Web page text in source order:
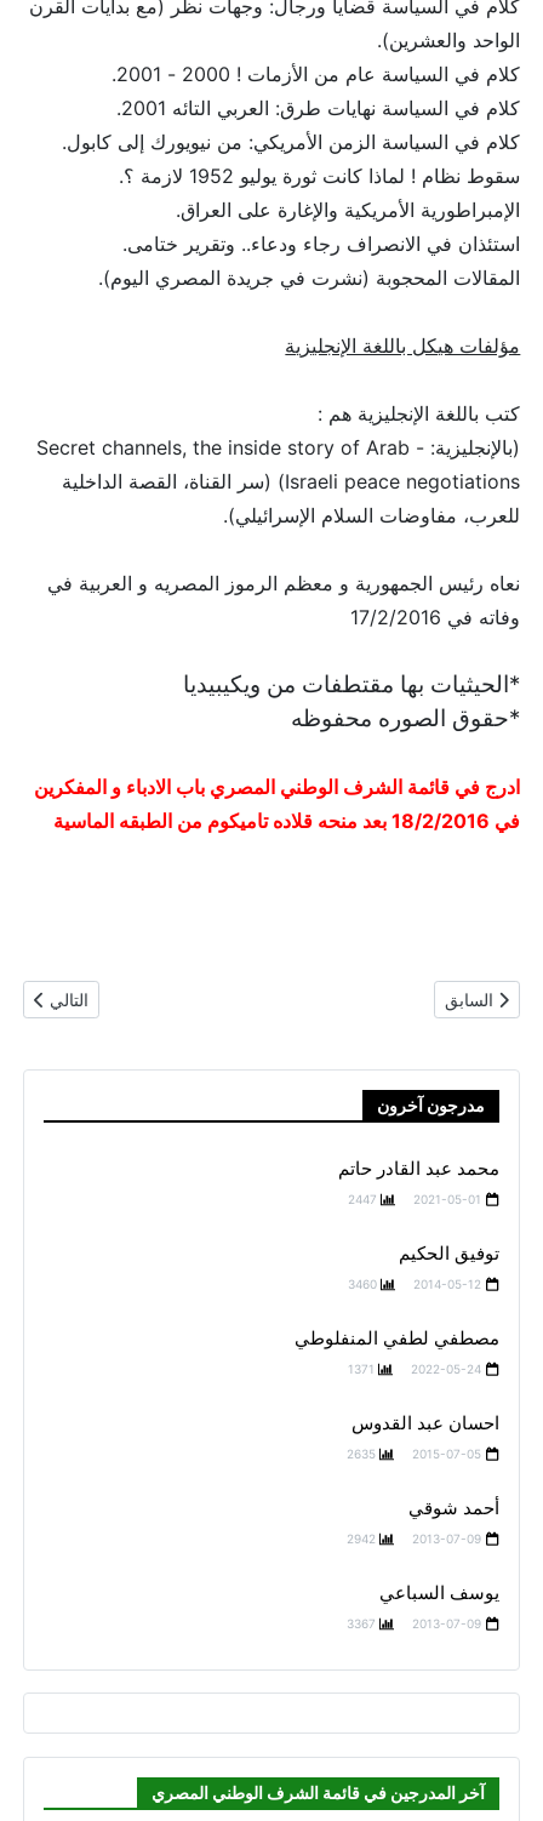
كلام في السياسة قضايا ورجال: وجهات نظر (مع بدايات القرن
الواحد والعشرين).
كلام في السياسة عام من الأزمات ! 2000 - 2001.
كلام في السياسة نهايات طرق: العربي التائه 2001.
كلام في السياسة الزمن الأمريكي: من نيويورك إلى كابول.
سقوط نظام ! لماذا كانت ثورة يوليو 1952 لازمة ؟.
الإمبراطورية الأمريكية والإغارة على العراق.
استئذان في الانصراف رجاء ودعاء.. وتقرير ختامى.
المقالات المحجوبة (نشرت في جريدة المصري اليوم).
مؤلفات هيكل باللغة الإنجليزية
كتب باللغة الإنجليزية هم :
(بالإنجليزية: Secret channels, the inside story of Arab -
Israeli peace negotiations) (سر القناة، القصة الداخلية
للعرب، مفاوضات السلام الإسرائيلي).
نعاه رئيس الجمهورية و معظم الرموز المصريه و العربية في
وفاته في 17/2/2016
*الحيثيات بها مقتطفات من ويكيبيديا
*حقوق الصوره محفوظه
ادرج في قائمة الشرف الوطني المصري باب الادباء و المفكرين
في 18/2/2016 بعد منحه قلاده تاميكوم من الطبقه الماسية
المقال السابق: محمد عبد القادر حاتم
السابق المقال
التالي
مدرجون آخرون
محمد عبد القادر حاتم
2021-05-01
2447
توفيق الحكيم
2014-05-12
3460
مصطفي لطفي المنفلوطي
2022-05-24
1371
احسان عبد القدوس
2015-07-05
2635
أحمد شوقي
2013-07-09
2942
يوسف السباعي
2013-07-09
3367
آخر المدرجين في قائمة الشرف الوطني المصري